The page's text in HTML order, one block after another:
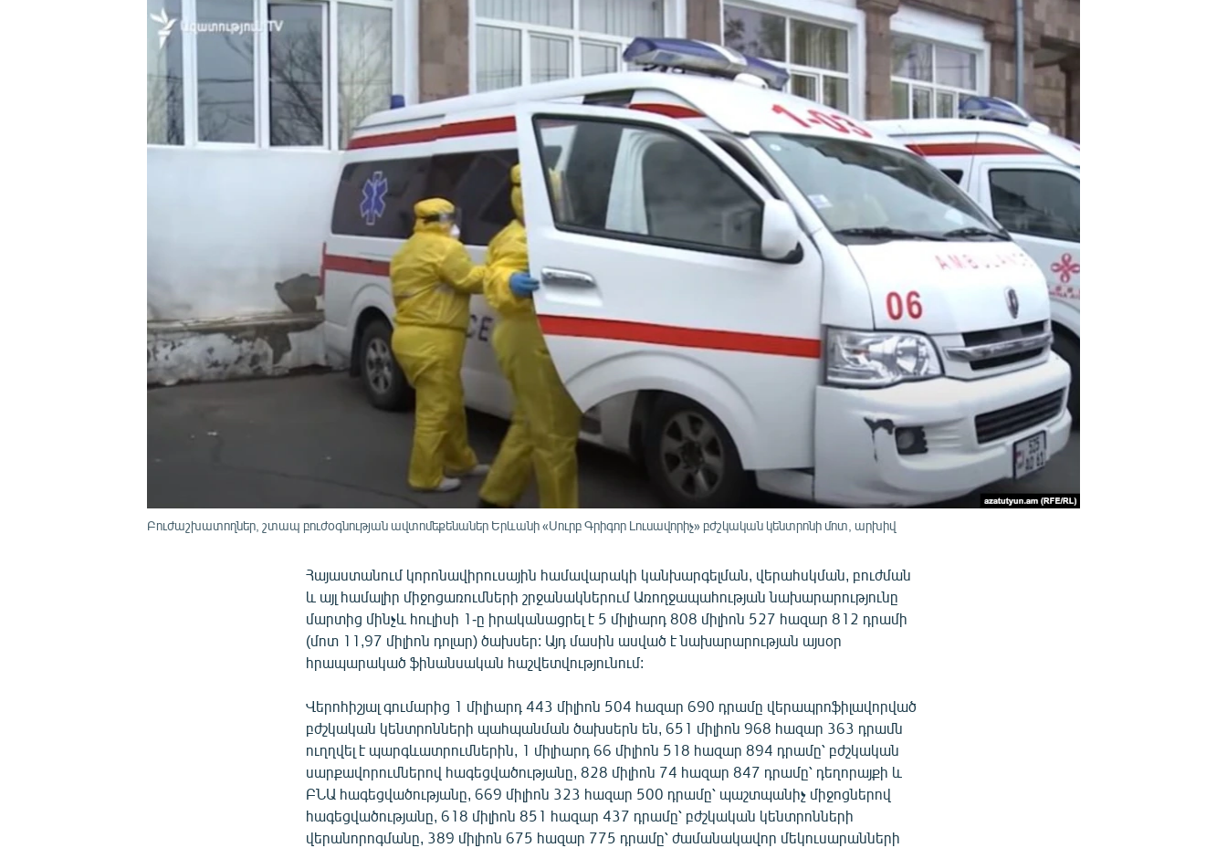
ՄԵԿՆԱԲԱՆՈՒԹՅՈՒՆ
ՁԳՏԵԼՈՎ ԼԱՎԱԳՈՒՅՆԻՆ
Բուժաշխատողներ, շտապ բուժօգնության ավտոմեքենաներ Երևանի «Սուրբ Գրիգոր Լուսավորիչ» բժշկական կենտրոնի մոտ, արխիվ
Հայաստանում կորոնավիրուսային համավարակի կանխարգելման, վերահսկման, բուժման
և այլ համալիր միջոցառումների շրջանակներում Առողջապահության նախարարությունը
մարտից մինչև հուլիսի 1-ը իրականացրել է 5 միլիարդ 808 միլիոն 527 հազար 812 դրամի
(մոտ 11,97 միլիոն դոլար) ծախսեր: Այդ մասին ասված է նախարարության այսօր
հրապարակած ֆինանսական հաշվետվությունում:
Վերոհիշյալ գումարից 1 միլիարդ 443 միլիոն 504 հազար 690 դրամը վերապրոֆիլավորված
բժշկական կենտրոնների պահպանման ծախսերն են, 651 միլիոն 968 հազար 363 դրամն
ուղղվել է պարգևատրումներին, 1 միլիարդ 66 միլիոն 518 հազար 894 դրամը՝ բժշկական
սարքավորումներով հագեցվածությանը, 828 միլիոն 74 հազար 847 դրամը՝ դեղորայքի և
ԲՆԱ հագեցվածությանը, 669 միլիոն 323 հազար 500 դրամը՝ պաշտպանիչ միջոցներով
հագեցվածությանը, 618 միլիոն 851 հազար 437 դրամը՝ բժշկական կենտրոնների
վերանորոգմանը, 389 միլիոն 675 հազար 775 դրամը՝ ժամանակավոր մեկուսարանների